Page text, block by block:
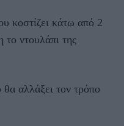
κοστίζει κάτω από 2
το ντουλάπι της
αλλάξει τον τρόπο